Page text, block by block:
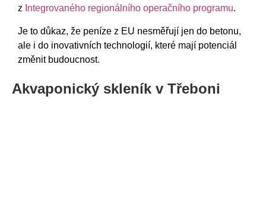
z Integrovaného regionálního operačního programu.
Je to důkaz, že peníze z EU nesměřují jen do betonu,
ale i do inovativních technologií, které mají potenciál
změnit budoucnost.
Akvaponický skleník v Třeboni